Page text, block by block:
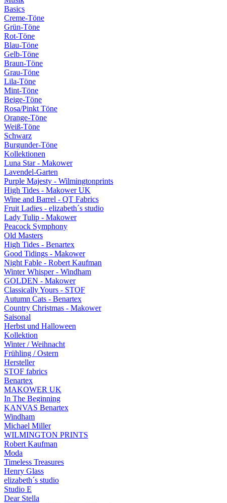
Basics
Creme-Töne
Grün-Töne
Rot-Töne
Blau-Töne
Gelb-Töne
Braun-Töne
Grau-Töne
Lila-Töne
Mint-Töne
Beige-Töne
Rosa/Pinkt Töne
Orange-Töne
Weiß-Töne
Schwarz
Burgunder-Töne
Kollektionen
Luna Star - Makower
Lavendel-Garten
Purple Majesty - Wilmingtonprints
High Tides - Makower UK
Wine and Barrel - QT Fabrics
Fruit Ladies - elizabeth´s studio
Lady Tulip - Makower
Peacock Symphony
Old Masters
High Tides - Benartex
Good Tidings - Makower
Night Fable - Robert Kaufman
Winter Whisper - Windham
GOLDEN - Makower
Classically Yours - STOF
Autumn Cats - Benartex
Country Christmas - Makower
Saisonal
Herbst und Halloween
Kollektion
Winter / Weihnacht
Frühling / Ostern
Hersteller
STOF fabrics
Benartex
MAKOWER UK
In The Beginning
KANVAS Benartex
Windham
Michael Miller
WILMINGTON PRINTS
Robert Kaufman
Moda
Timeless Treasures
Henry Glass
elizabeth´s studio
Studio E
Dear Stella